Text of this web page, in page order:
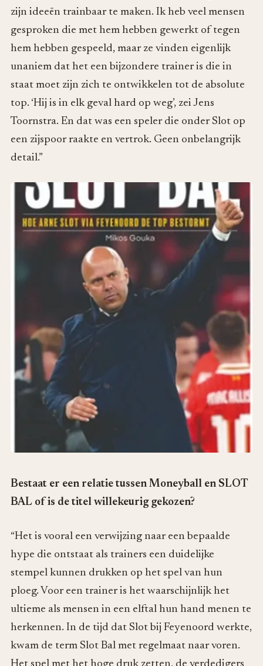
zijn ideeën trainbaar te maken. Ik heb veel mensen
gesproken die met hem hebben gewerkt of tegen
hem hebben gespeeld, maar ze vinden eigenlijk
unaniem dat het een bijzondere trainer is die in
staat moet zijn zich te ontwikkelen tot de absolute
top. ‘Hij is in elk geval hard op weg’, zei Jens
Toornstra. En dat was een speler die onder Slot op
een zijspoor raakte en vertrok. Geen onbelangrijk
detail.”
Bestaat er een relatie tussen Moneyball en SLOT
BAL of is de titel willekeurig gekozen?
“Het is vooral een verwijzing naar een bepaalde
hype die ontstaat als trainers een duidelijke
stempel kunnen drukken op het spel van hun
ploeg. Voor een trainer is het waarschijnlijk het
ultieme als mensen in een elftal hun hand menen te
herkennen. In de tijd dat Slot bij Feyenoord werkte,
kwam de term Slot Bal met regelmaat naar voren.